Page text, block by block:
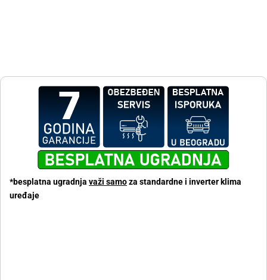
*besplatna ugradnja važi samoza standardne i inverter klima
uređaje